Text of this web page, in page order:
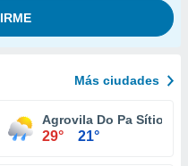
Más ciudades
Agrovila Do Pa Sítio I
29° 21°